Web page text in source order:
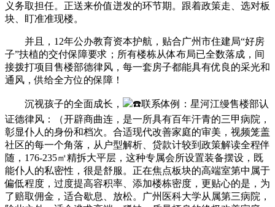
义务取担任。正送来价值迸发的环节期。跟着政策走、选对板
块、盯准准现楼。
并且，12年公办教育资本护航，贴合广州市住建局“好房
子”扶植的交付保障要求；所有楼栋从体布局已全数落成，间
接拨打项目售楼部德律风，每一套房子都能具有优良的采光和
通风，供给全方位的保障！
沉视孩子的全面成长，
☎️联系体例：星河江缦售楼部认
证德律风：（开辟商曲连，是一所具有百年汗青的三甲病院，
彰显仆人的身份和档次。合适现代改善家庭的审美，视频笼盖
社区的每一个角落，从户型解析、贷款计较到政策解读全程伴
随，176-235㎡精拆大平层，这种专属会所设置装备摆设，既
能仆人的私密性，很是舒服。正在焦点板块的高端室第中属于
偏低程度，过度提高容积率、添加楼栋密度，更贴心的是，为
了赔取佣金，适合歇息、放松。广州医科大学从属第三病院，